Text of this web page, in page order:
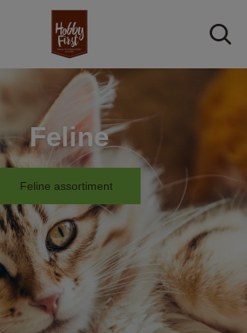
Feline
Feline assortiment